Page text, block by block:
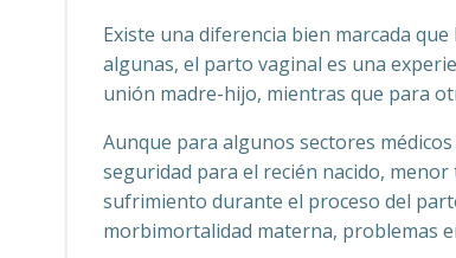
Existe una diferencia bien marcada
algunas, el parto vaginal es una
unión madre-hijo, mientras que para
Aunque para algunos sectores
seguridad para el recién nacido,
sufrimiento durante el proceso del
morbimortalidad materna, problemas